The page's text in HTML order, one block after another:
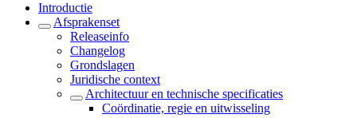
Introductie
Afsprakenset
Releaseinfo
Changelog
Grondslagen
Juridische context
Architectuur en technische specificaties
Coördinatie, regie en uitwisseling